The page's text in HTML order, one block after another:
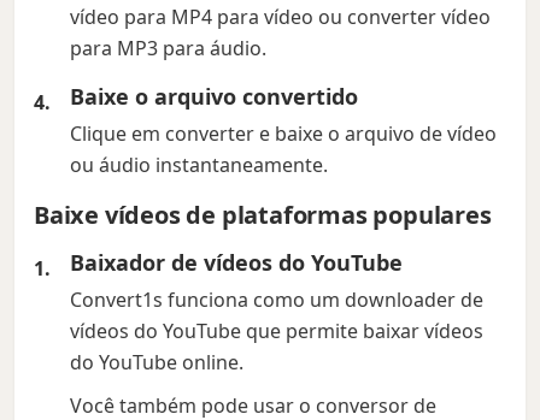
vídeo para MP4 para vídeo ou converter vídeo
para MP3 para áudio.
Baixe o arquivo convertido
Clique em converter e baixe o arquivo de vídeo
ou áudio instantaneamente.
Baixe vídeos de plataformas populares
Baixador de vídeos do YouTube
Convert1s funciona como um downloader de
vídeos do YouTube que permite baixar vídeos
do YouTube online.
Você também pode usar o conversor de